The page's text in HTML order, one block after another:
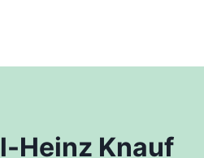
Heinz Knauf